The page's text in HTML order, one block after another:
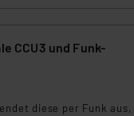
CCU3 und Funk-
diese per Funk aus,